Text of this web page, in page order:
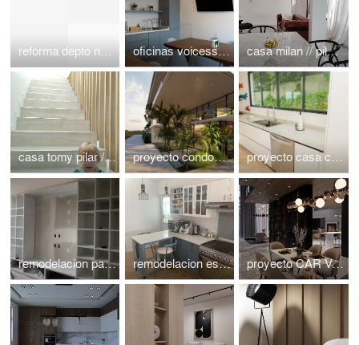
reforma depto neuchatel //cdmx//polanco// atlanticoarqs oficinas voicess// polanco / atlantico arqs casa milan // pilar // buenos aires // argentina // atlanticoarqs
casa tomy pilar // buenos aires // atlantico arqs proyecto condominio playa del carmen // atlanticoarqs proyecto casa colombia // barranquilla // atlanticoarqs
remodelacion parques polanco // cdmx // atlanticoarqs remodelacion esmeralda // mexico // cdmx // atlanticoarqs proyecto CAR VALLE DE BRAVO // MEXICO// atlantico arqs